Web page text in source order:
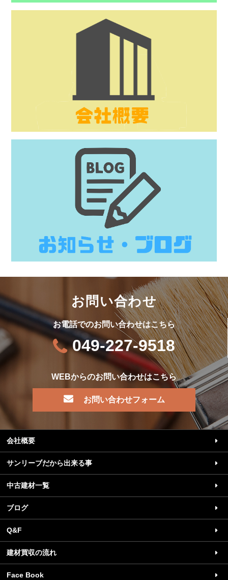
お問い合わせ
お電話でのお問い合わせはこちら
049-227-9518
WEBからのお問い合わせはこちら
お問い合わせフォーム
会社概要
サンリーブだから出来る事
中古建材一覧
ブログ
Q&F
建材買収の流れ
Face Book